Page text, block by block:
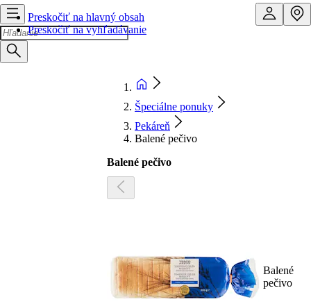
Preskočiť na hlavný obsah
Preskočiť na vyhľadávanie
Špeciálne ponuky
Pekáreň
Balené pečivo
Balené pečivo
Balené
pečivo